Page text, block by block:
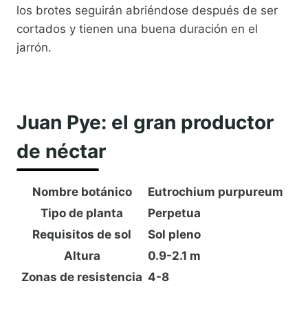
los brotes seguirán abriéndose después de ser
cortados y tienen una buena duración en el
jarrón.
Juan Pye: el gran productor
de néctar
Nombre botánico
Eutrochium purpureum
Tipo de planta
Perpetua
Requisitos de sol
Sol pleno
Altura
0.9-2.1 m
Zonas de resistencia 4-8